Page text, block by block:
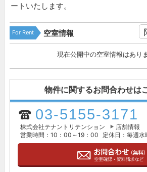
ートいたします。
For Rent 空室情報
現在公開中の空室情報はあり
物件に関するお問合わせは
03-5155-3171
株式会社テナントリテンション
店舗情報
営業時間：10：00～19：00
定休日：毎週